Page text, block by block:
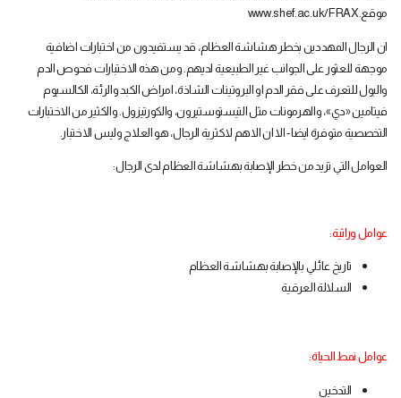
موقعwww.shef.ac.uk/FRAX.
ان الرجال المهددين بخطر هشاشة العظام، قد يستفيدون من اختبارات اضافية
موجهة للعثور على الجوانب غير الطبيعية لديهم. ومن هذه الاختبارات فحوص الدم
والبول للتعرف على فقر الدم او البروتينات الشاذة، امراض الكبد والرئة، الكالسيوم
فيتامين «دي»، والهرمونات مثل التيستوستيرون، والكورتيزول. والكثير من الاختبارات
التخصصية متوفرة ايضا - الا ان الاهم لاكثرية الرجال، هو العلاج وليس الاختبار
العوامل التي تزيد من خطر الإصابة بهشاشة العظام لدى الرجال:
عوامل وراثية:
تاريخ عائلي بالإصابة بهشاشة العظام
السلالة العرقية
عوامل نمط الحياة:
التدخين